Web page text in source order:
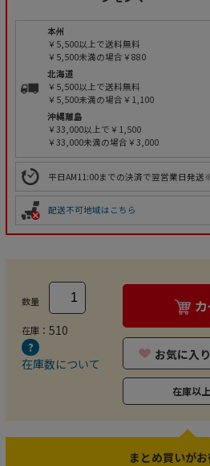
本州
￥5,500以上で送料無料
￥5,500未満の場合￥880
北海道
￥5,500以上で送料無料
￥5,500未満の場合￥1,100
沖縄離島
￥33,000以上で￥1,500
￥33,000未満の場合￥3,000
平日AM11:00までの決済で翌営業日発送
配送不可地域はこちら
数量
在庫： 510
在庫数について
お気に入り
在庫以
まとめ買いがお